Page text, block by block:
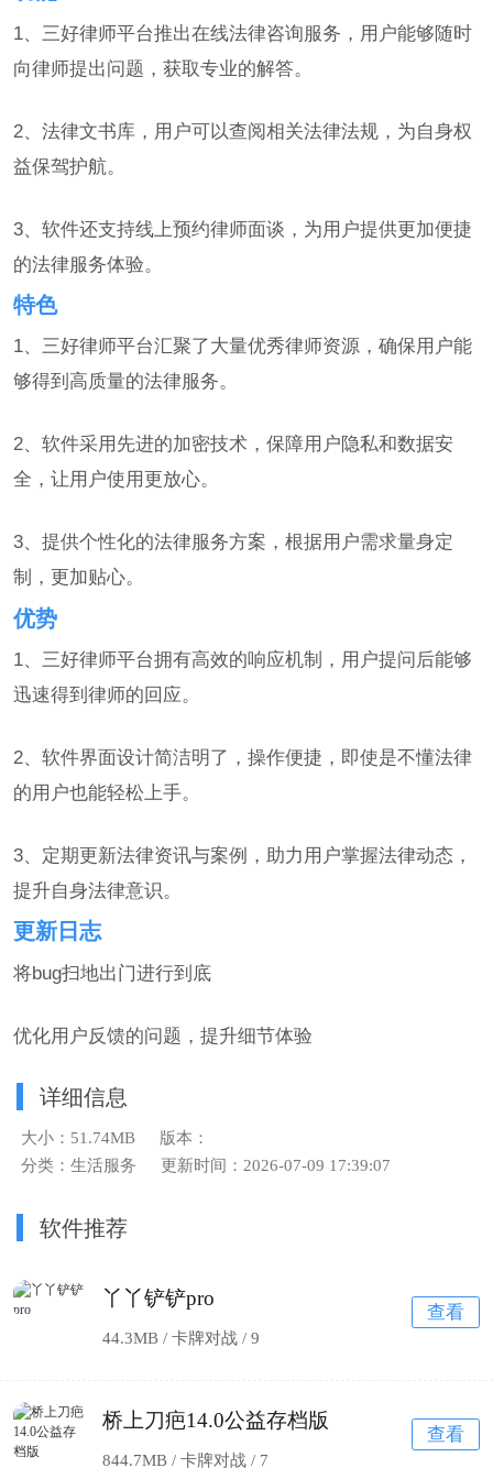
1、三好律师平台推出在线法律咨询服务，用户能够随时
向律师提出问题，获取专业的解答。
2、法律文书库，用户可以查阅相关法律法规，为自身权
益保驾护航。
3、软件还支持线上预约律师面谈，为用户提供更加便捷
的法律服务体验。
特色
1、三好律师平台汇聚了大量优秀律师资源，确保用户能
够得到高质量的法律服务。
2、软件采用先进的加密技术，保障用户隐私和数据安
全，让用户使用更放心。
3、提供个性化的法律服务方案，根据用户需求量身定
制，更加贴心。
优势
1、三好律师平台拥有高效的响应机制，用户提问后能够
迅速得到律师的回应。
2、软件界面设计简洁明了，操作便捷，即使是不懂法律
的用户也能轻松上手。
3、定期更新法律资讯与案例，助力用户掌握法律动态，
提升自身法律意识。
更新日志
将bug扫地出门进行到底
优化用户反馈的问题，提升细节体验
详细信息
大小：51.74MB
版本：
分类：生活服务
更新时间：2026-07-09 17:39:07
软件推荐
丫丫铲铲pro
44.3MB / 卡牌对战 /9
查看
桥上刀疤14.0公益存档版
844.7MB / 卡牌对战 / 7
查看